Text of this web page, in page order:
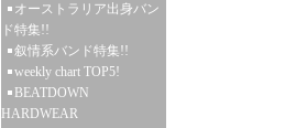
オーストラリア出身バン
ド特集!!
叙情系バンド特集!!
weekly chart TOP5!
BEATDOWN
HARDWEAR